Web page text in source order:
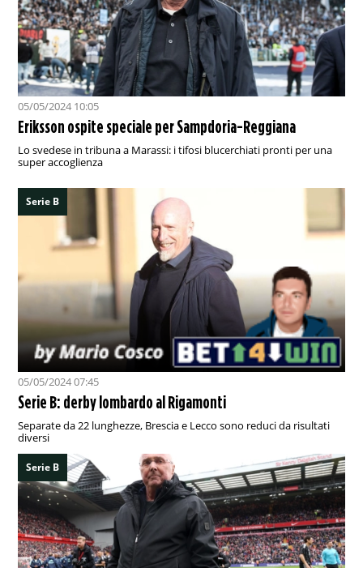
05/05/2024 10:05
Eriksson ospite speciale per Sampdoria-Reggiana
Lo svedese in tribuna a Marassi: i tifosi blucerchiati pronti per una
super accoglienza
Serie B
05/05/2024 07:45
Serie B: derby lombardo al Rigamonti
Separate da 22 lunghezze, Brescia e Lecco sono reduci da risultati
diversi
Serie B